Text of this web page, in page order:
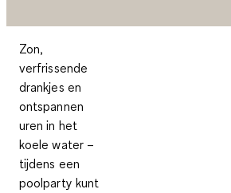
Zon,
verfrissende
drankjes en
ontspannen
uren in het
koele water –
tijdens een
poolparty kunt